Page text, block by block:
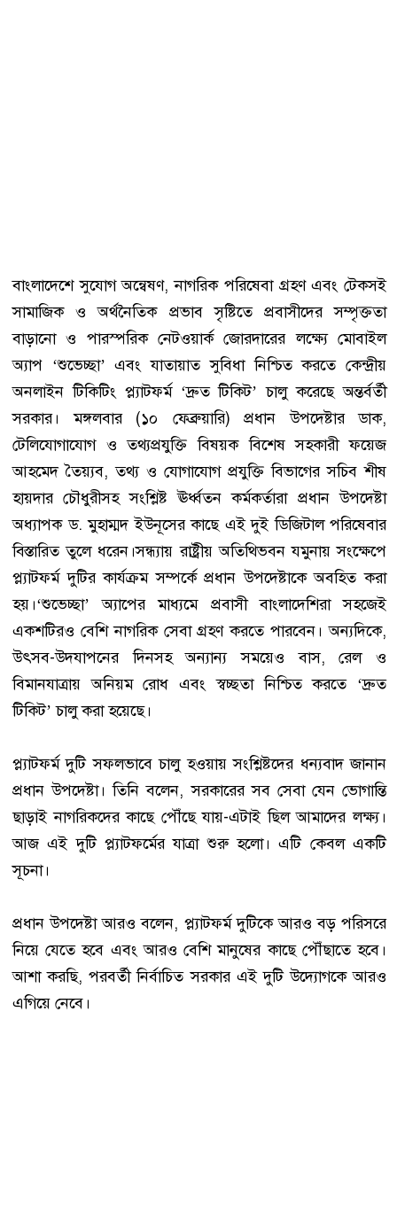
বাংলাদেশে সুযোগ অন্বেষণ, নাগরিক পরিষেবা গ্রহণ এবং টেকসই
সামাজিক ও অর্থনৈতিক প্রভাব সৃষ্টিতে প্রবাসীদের সম্পৃক্ততা
বাড়ানো ও পারস্পরিক নেটওয়ার্ক জোরদারের লক্ষ্যে মোবাইল
অ্যাপ ‘শুভেচ্ছা’ এবং যাতায়াত সুবিধা নিশ্চিত করতে কেন্দ্রীয়
অনলাইন টিকিটিং প্ল্যাটফর্ম ‘দ্রুত টিকিট’ চালু করেছে অন্তর্বর্তী
সরকার। মঙ্গলবার (১০ ফেব্রুয়ারি) প্রধান উপদেষ্টার ডাক,
টেলিযোগাযোগ ও তথ্যপ্রযুক্তি বিষয়ক বিশেষ সহকারী ফয়েজ
আহমেদ তৈয়্যব, তথ্য ও যোগাযোগ প্রযুক্তি বিভাগের সচিব শীষ
হায়দার চৌধুরীসহ সংশ্লিষ্ট ঊর্ধ্বতন কর্মকর্তারা প্রধান উপদেষ্টা
অধ্যাপক ড. মুহাম্মদ ইউনূসের কাছে এই দুই ডিজিটাল পরিষেবার
বিস্তারিত তুলে ধরেন।সন্ধ্যায় রাষ্ট্রীয় অতিথিভবন যমুনায় সংক্ষেপে
প্ল্যাটফর্ম দুটির কার্যক্রম সম্পর্কে প্রধান উপদেষ্টাকে অবহিত করা
হয়।‘শুভেচ্ছা’ অ্যাপের মাধ্যমে প্রবাসী বাংলাদেশিরা সহজেই
একশটিরও বেশি নাগরিক সেবা গ্রহণ করতে পারবেন। অন্যদিকে,
উৎসব-উদযাপনের দিনসহ অন্যান্য সময়েও বাস, রেল ও
বিমানযাত্রায় অনিয়ম রোধ এবং স্বচ্ছতা নিশ্চিত করতে ‘দ্রুত
টিকিট’ চালু করা হয়েছে।
প্ল্যাটফর্ম দুটি সফলভাবে চালু হওয়ায় সংশ্লিষ্টদের ধন্যবাদ জানান
প্রধান উপদেষ্টা। তিনি বলেন, সরকারের সব সেবা যেন ভোগান্তি
ছাড়াই নাগরিকদের কাছে পৌঁছে যায়-এটাই ছিল আমাদের লক্ষ্য।
আজ এই দুটি প্ল্যাটফর্মের যাত্রা শুরু হলো। এটি কেবল একটি
সূচনা।
প্রধান উপদেষ্টা আরও বলেন, প্ল্যাটফর্ম দুটিকে আরও বড় পরিসরে
নিয়ে যেতে হবে এবং আরও বেশি মানুষের কাছে পৌঁছাতে হবে।
আশা করছি, পরবর্তী নির্বাচিত সরকার এই দুটি উদ্যোগকে আরও
এগিয়ে নেবে।